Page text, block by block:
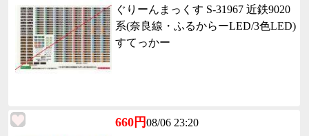
ぐりーんまっくす S-31967 近鉄9020
系(奈良線・ふるからーLED/3色LED)
すてっかー
660円08/06 23:20